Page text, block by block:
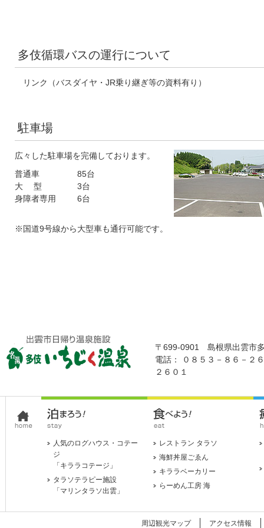
多伎循環バスの運行について
リンク（バスダイヤ・JR乗り継ぎ等の資料有り）
駐車場
広々した駐車場を完備しております。
普通車
85台
大 型
3台
身障者専用
6台
※国道9号線から大型車も通行可能です。
〒699-0901 島根県出雲市
電話： ０８５３－８６－
２６０１
人気のログハウス・コテー
ジ
「キララコテージ」
タラソテラピー施設
「マリンタラソ出雲」
レストラン タラソ
海鮮丼屋ごゑん
キララベーカリー
らーめん工房 海
周辺観光マップ アクセス情報